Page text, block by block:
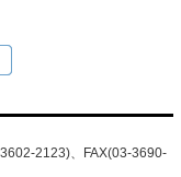
2123)、FAX(03-3690-